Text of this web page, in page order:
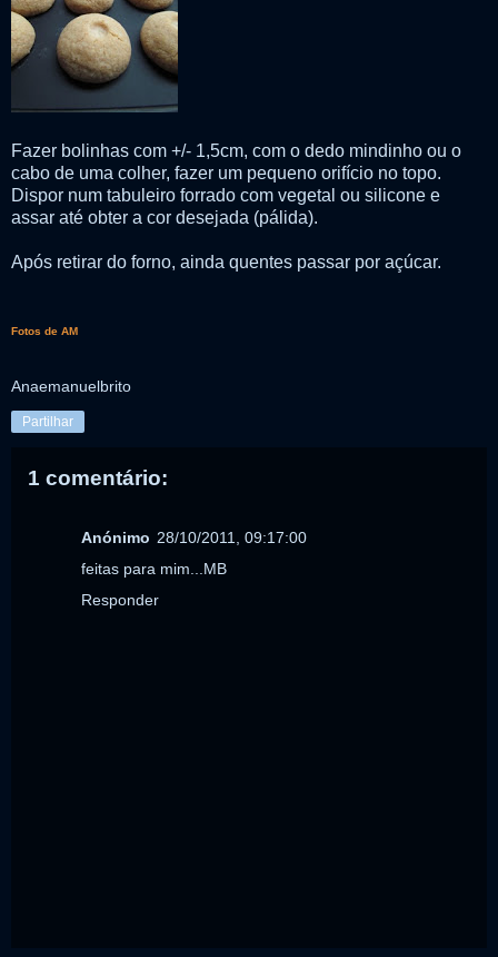
Fazer bolinhas com +/- 1,5cm, com o dedo mindinho ou o
cabo de uma colher, fazer um pequeno orifício no topo.
Dispor num tabuleiro forrado com vegetal ou silicone e
assar até obter a cor desejada (pálida).
Após retirar do forno, ainda quentes passar por açúcar.
Fotos de AM
Anaemanuelbrito
Partilhar
1 comentário:
Anónimo 28/10/2011, 09:17:00
feitas para mim...MB
Responder